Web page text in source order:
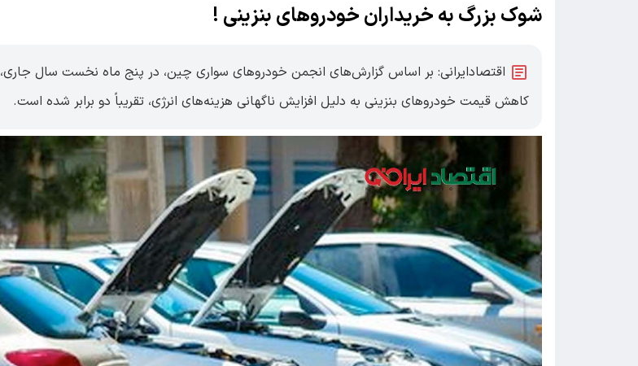
شوک بزرگ به خریداران خودروهای بنزینی !
اقتصادایرانی: بر اساس گزارش‌های انجمن خودرو‌های سواری چین، در پنج ماه نخست سال جاری،
کاهش قیمت خودرو‌های بنزینی به دلیل افزایش ناگهانی هزینه‌های انرژی، تقریباً دو برابر شده است.